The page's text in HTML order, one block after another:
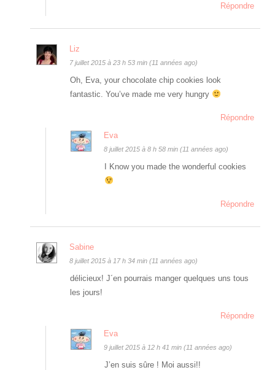
Répondre
Liz
7 juillet 2015 à 23 h 53 min (11 années ago)
Oh, Eva, your chocolate chip cookies look
fantastic. You’ve made me very hungry
Répondre
Eva
8 juillet 2015 à 8 h 58 min (11 années ago)
I Know you made the wonderful cookies
Répondre
Sabine
8 juillet 2015 à 17 h 34 min (11 années ago)
délicieux! J´en pourrais manger quelques uns tous
les jours!
Répondre
Eva
9 juillet 2015 à 12 h 41 min (11 années ago)
J’en suis sûre ! Moi aussi!!